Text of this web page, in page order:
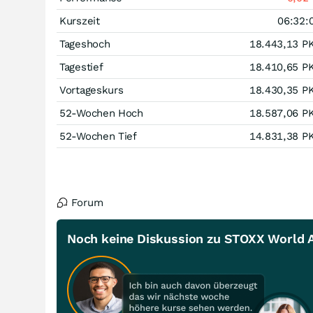
Kurszeit
Tageshoch
18.443,13
Tagestief
18.410,65
Vortageskurs
18.430,35
52-Wochen Hoch
18.587,06
52-Wochen Tief
14.831,38
Forum
Noch keine Diskussion zu STOXX World